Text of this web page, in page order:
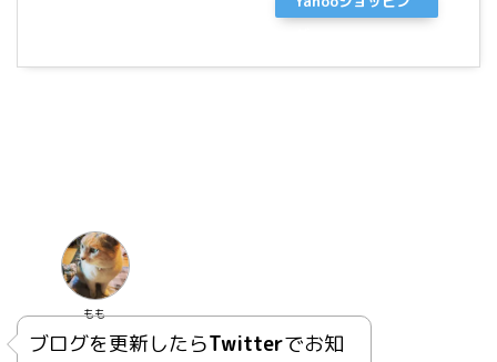
もも
ブログを更新したらTwitterでお知